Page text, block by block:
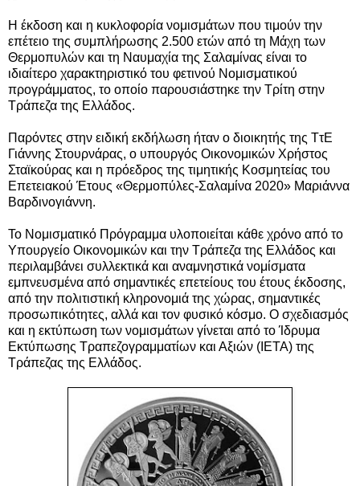
Η έκδοση και η κυκλοφορία νομισμάτων που τιμούν την
επέτειο της συμπλήρωσης 2.500 ετών από τη Μάχη των
Θερμοπυλών και τη Ναυμαχία της Σαλαμίνας είναι το
ιδιαίτερο χαρακτηριστικό του φετινού Νομισματικού
προγράμματος, το οποίο παρουσιάστηκε την Τρίτη στην
Τράπεζα της Ελλάδος.
Παρόντες στην ειδική εκδήλωση ήταν ο διοικητής της ΤτΕ
Γιάννης Στουρνάρας, ο υπουργός Οικονομικών Χρήστος
Σταϊκούρας και η πρόεδρος της τιμητικής Κοσμητείας του
Επετειακού Έτους «Θερμοπύλες-Σαλαμίνα 2020» Μαριάννα
Βαρδινογιάννη.
Το Νομισματικό Πρόγραμμα υλοποιείται κάθε χρόνο από το
Υπουργείο Οικονομικών και την Τράπεζα της Ελλάδος και
περιλαμβάνει συλλεκτικά και αναμνηστικά νομίσματα
εμπνευσμένα από σημαντικές επετείους του έτους έκδοσης,
από την πολιτιστική κληρονομιά της χώρας, σημαντικές
προσωπικότητες, αλλά και τον φυσικό κόσμο. Ο σχεδιασμός
και η εκτύπωση των νομισμάτων γίνεται από το Ίδρυμα
Εκτύπωσης Τραπεζογραμματίων και Αξιών (ΙΕΤΑ) της
Τράπεζας της Ελλάδος.